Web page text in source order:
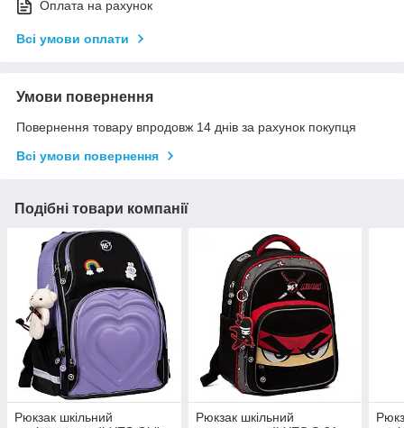
Оплата на рахунок
Всі умови оплати
Умови повернення
Повернення товару впродовж 14 днів за рахунок покупця
Всі умови повернення
Подібні товари компанії
Рюкзак шкільний
Рюкзак шкільний